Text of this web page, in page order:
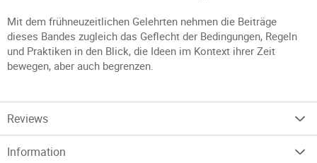
Mit dem frühneuzeitlichen Gelehrten nehmen die Beiträge
dieses Bandes zugleich das Geflecht der Bedingungen, Regeln
und Praktiken in den Blick, die Ideen im Kontext ihrer Zeit
bewegen, aber auch begrenzen.
Reviews
Information